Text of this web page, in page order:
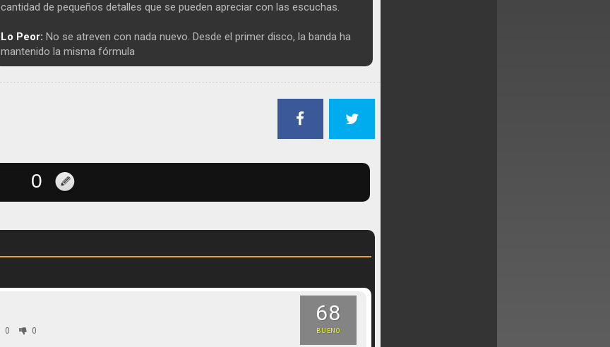
cantidad de pequeños detalles que se pueden apreciar con las escuchas.
Lo Peor: No se atreven con nada nuevo. Desde el primer disco, la banda ha
mantenido la misma fórmula
68
BUENO
0 0